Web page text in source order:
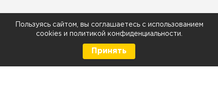
Пользуясь сайтом, вы соглашаетесь с использованием
cookies и политикой конфиденциальности
Принять